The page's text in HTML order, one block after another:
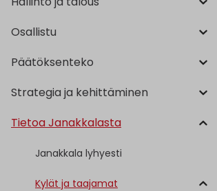
Osallistu
Päätöksenteko
Strategia ja kehittäminen
Tietoa Janakkalasta
Janakkala lyhyesti
Kylät ja taajamat